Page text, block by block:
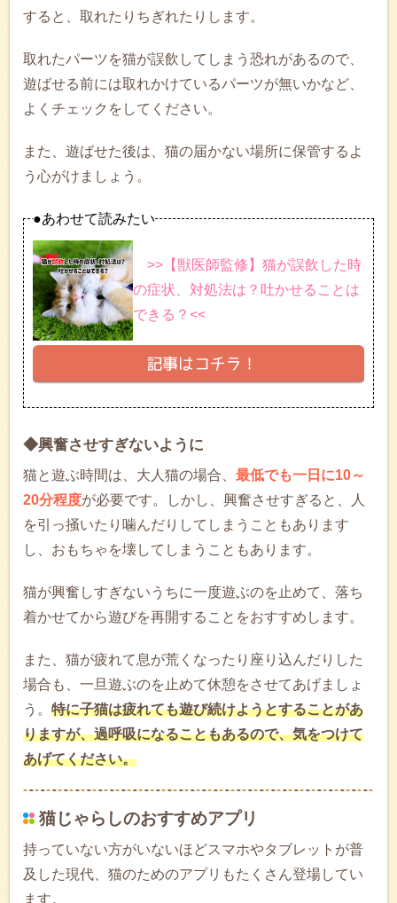
すると、取れたりちぎれたりします。
取れたパーツを猫が誤飲してしまう恐れがあるので、
遊ばせる前には取れかけているパーツが無いかなど、
よくチェックをしてください。
また、遊ばせた後は、猫の届かない場所に保管するよ
う心がけましょう。
●あわせて読みたい
>>【獣医師監修】猫が誤飲した時
の症状、対処法は？吐かせることは
できる？<<
◆興奮させすぎないように
猫と遊ぶ時間は、大人猫の場合、 最低でも一日に10～
20分程度が必要です。しかし、興奮させすぎると、人
を引っ掻いたり噛んだりしてしまうこともあります
し、おもちゃを壊してしまうこともあります。
猫が興奮しすぎないうちに一度遊ぶのを止めて、落ち
着かせてから遊びを再開することをおすすめします。
また、猫が疲れて息が荒くなったり座り込んだりした
場合も、一旦遊ぶのを止めて休憩をさせてあげましょ
う。 特に子猫は疲れても遊び続けようとすることがあ
りますが、過呼吸になることもあるので、気をつけて
あげてください。
猫じゃらしのおすすめアプリ
持っていない方がいないほどスマホやタブレットが普
及した現代、猫のためのアプリもたくさん登場してい
ます。